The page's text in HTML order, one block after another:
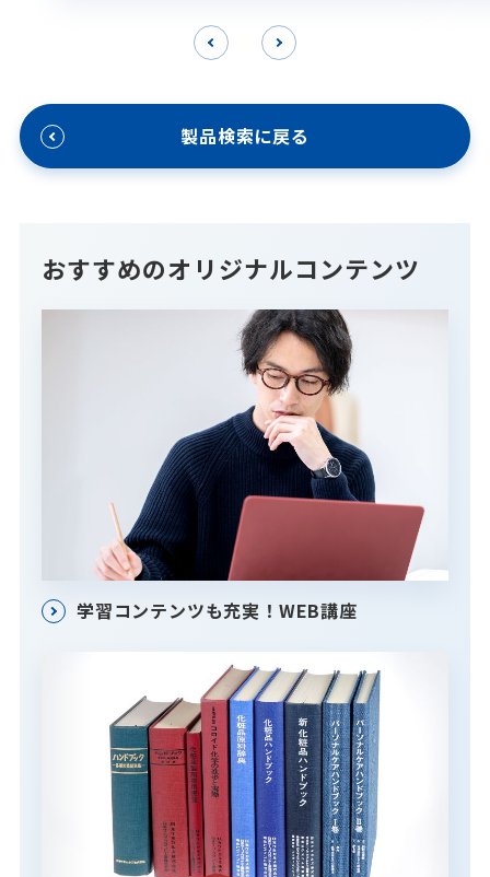
製品検索に戻る
おすすめのオリジナルコンテンツ
学習コンテンツも充実！WEB講座